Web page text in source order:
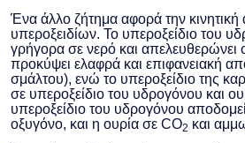
Ένα άλλο ζήτημα αφορά την
υπεροξειδίων. Το υπεροξείδιο του
γρήγορα σε νερό και απελευθερώνει
προκύψει ελαφρά και επιφανειακή
σμάλτου), ενώ το υπεροξείδιο της
σε υπεροξείδιο του υδρογόνου και
υπεροξείδιο του υδρογόνου
οξυγόνο, και η ουρία σε CO2 και